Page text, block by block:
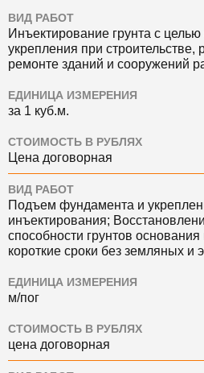
ВИД РАБОТ
Инъектирование грунта с целью
укрепления при строительстве,
ремонте зданий и сооружений
ЕДИНИЦА ИЗМЕРЕНИЯ
за 1 куб.м.
СТОИМОСТЬ В РУБЛЯХ
Цена договорная
ВИД РАБОТ
Подъем фундамента и
инъектирования;
способности грунтов
короткие сроки без земляных и
ЕДИНИЦА ИЗМЕРЕНИЯ
м/пог
СТОИМОСТЬ В РУБЛЯХ
цена договорная